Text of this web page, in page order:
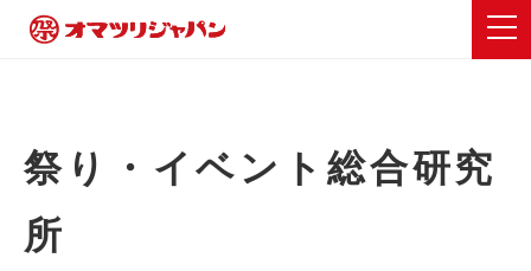
祭り・イベント総合研究
所